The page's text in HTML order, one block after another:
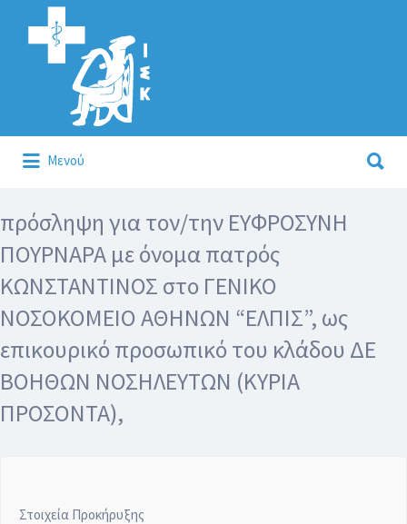
Αναζήτηση
για:
Μενού
για:
πρόσληψη για τον/την ΕΥΦΡΟΣΥΝΗ
ΠΟΥΡΝΑΡΑ με όνομα πατρός
ΚΩΝΣΤΑΝΤΙΝΟΣ στο ΓΕΝΙΚΟ
ΝΟΣΟΚΟΜΕΙΟ ΑΘΗΝΩΝ “ΕΛΠΙΣ”, ως
επικουρικό προσωπικό του κλάδου ΔΕ
ΒΟΗΘΩΝ ΝΟΣΗΛΕΥΤΩΝ (ΚΥΡΙΑ
ΠΡΟΣΟΝΤΑ),
Στοιχεία Προκήρυξης